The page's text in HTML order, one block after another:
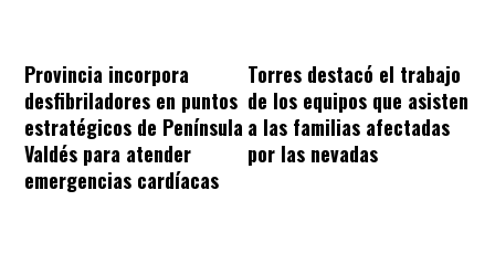
Provincia incorpora
desfibriladores en puntos
estratégicos de Península
Valdés para atender
emergencias cardíacas
Torres destacó el trabajo
de los equipos que asisten
a las familias afectadas
por las nevadas